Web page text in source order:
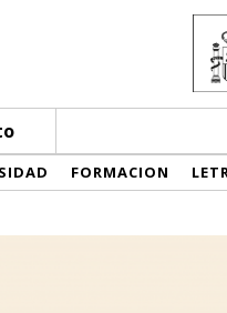
FORMACION